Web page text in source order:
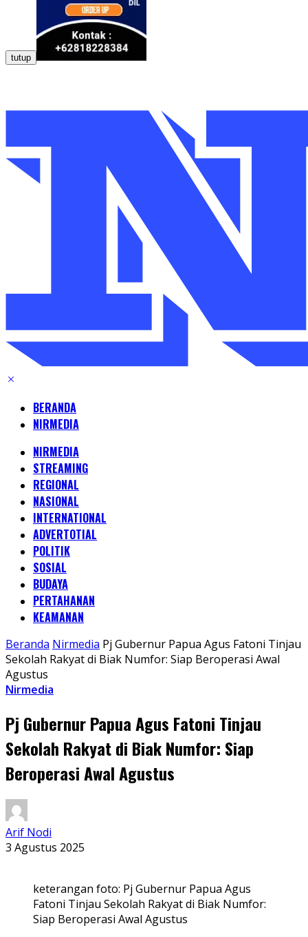
tutup
BERANDA
NIRMEDIA
NIRMEDIA
STREAMING
REGIONAL
NASIONAL
INTERNATIONAL
ADVERTOTIAL
POLITIK
SOSIAL
BUDAYA
PERTAHANAN
KEAMANAN
Beranda Nirmedia Pj Gubernur Papua Agus Fatoni Tinjau
Sekolah Rakyat di Biak Numfor: Siap Beroperasi Awal
Agustus
Nirmedia
Pj Gubernur Papua Agus Fatoni Tinjau
Sekolah Rakyat di Biak Numfor: Siap
Beroperasi Awal Agustus
Arif Nodi
3 Agustus 2025
keterangan foto: Pj Gubernur Papua Agus
Fatoni Tinjau Sekolah Rakyat di Biak Numfor:
Siap Beroperasi Awal Agustus